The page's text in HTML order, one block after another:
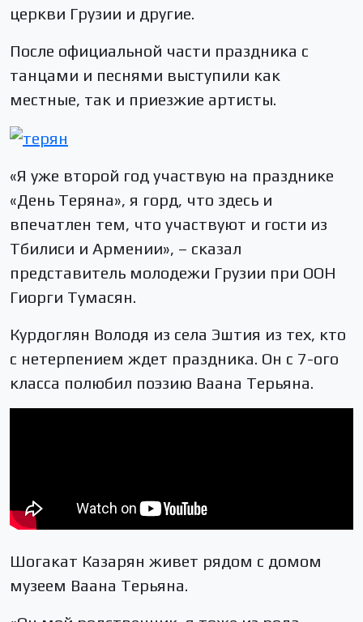
церкви Грузии и другие.
После официальной части праздника с
танцами и песнями выступили как
местные, так и приезжие артисты.
«Я уже второй год участвую на празднике
«День Теряна», я горд, что здесь и
впечатлен тем, что участвуют и гости из
Тбилиси и Армении», – сказал
представитель молодежи Грузии при ООН
Гиорги Тумасян.
Курдоглян Володя из села Эштия из тех, кто
с нетерпением ждет праздника. Он с 7-ого
класса полюбил поэзию Ваана Терьяна.
Шогакат Казарян живет рядом с домом
музеем Ваана Терьяна.